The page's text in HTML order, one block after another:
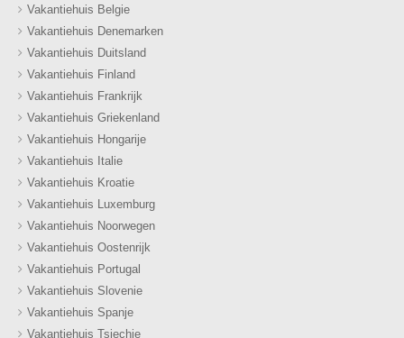
Vakantiehuis Belgie
Vakantiehuis Denemarken
Vakantiehuis Duitsland
Vakantiehuis Finland
Vakantiehuis Frankrijk
Vakantiehuis Griekenland
Vakantiehuis Hongarije
Vakantiehuis Italie
Vakantiehuis Kroatie
Vakantiehuis Luxemburg
Vakantiehuis Noorwegen
Vakantiehuis Oostenrijk
Vakantiehuis Portugal
Vakantiehuis Slovenie
Vakantiehuis Spanje
Vakantiehuis Tsjechie